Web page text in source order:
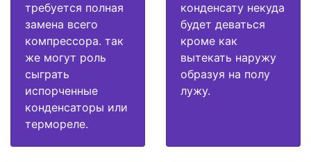
требуется полная
замена всего
компрессора. так
же могут роль
сыграть
испорченные
конденсаторы или
термореле.
конденсату некуда
будет деваться
кроме как
вытекать наружу
образуя на полу
лужу.